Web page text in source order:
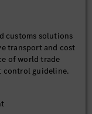
customs solutions
transport and cost
of world trade
control guideline.